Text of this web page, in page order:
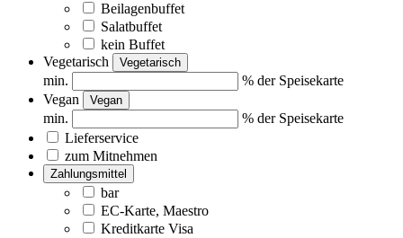
Beilagenbuffet
Salatbuffet
kein Buffet
Vegetarisch
Vegetarisch
min.
% der Speisekarte
Vegan
Vegan
min.
% der Speisekarte
Lieferservice
zum Mitnehmen
Zahlungsmittel
bar
EC-Karte, Maestro
Kreditkarte Visa